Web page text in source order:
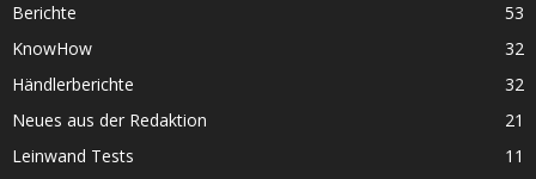
Berichte
53
KnowHow
32
Händlerberichte
32
Neues aus der Redaktion
21
Leinwand Tests
11